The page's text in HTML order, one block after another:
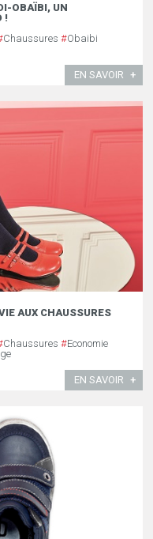
OBAÏBI, UN
!
Chaussures #Obaibi
EN SAVOIR
AUX CHAUSSURES
Chaussures #Economie
EN SAVOIR